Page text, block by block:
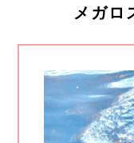
メガロ